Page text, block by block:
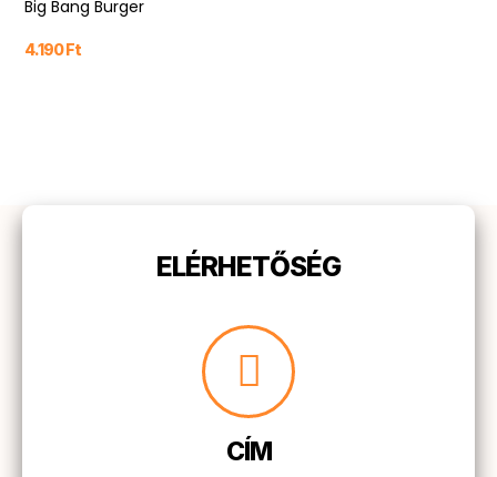
Big Bang Burger
4.190Ft
ELÉRHETŐSÉG
CÍM